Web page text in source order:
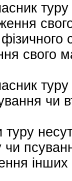
туру
свого
туру
чи
чи
інших